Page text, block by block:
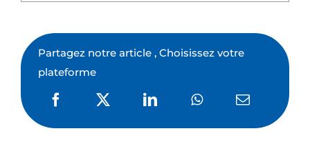
Partagez notre article , Choisissez votre
plateforme